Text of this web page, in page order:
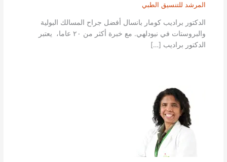
المرشد للتنسيق الطبي
الدكتور براديب كومار بانسال أفضل جراح المسالك البولية
والبروستات في نيودلهي. مع خبرة أكثر من ٢٠ عاما، يعتبر
الدكتور براديب […]